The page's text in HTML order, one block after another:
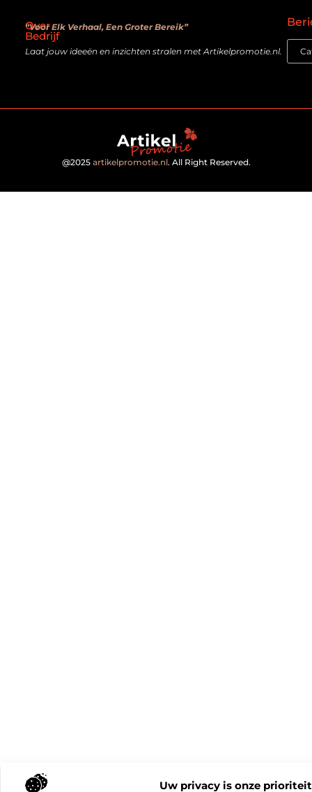
Uw privacy is onze prioriteit
Over
Bedrijf
“Voor Elk Verhaal, Een Groter Bereik”
Laat jouw ideeën en inzichten stralen met Artikelpromotie.nl.
@2025 artikelpromotie.nl. All Right Reserved.